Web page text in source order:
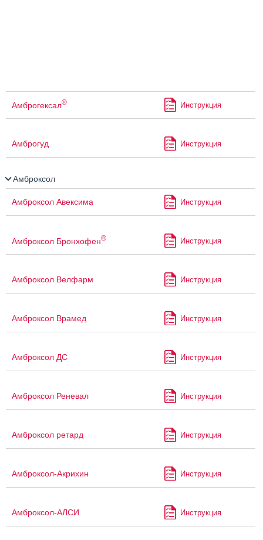
Амброгексал® Инструкция
Амброгуд Инструкция
Амброксол
Амброксол Авексима Инструкция
Амброксол Бронхофен® Инструкция
Амброксол Велфарм Инструкция
Амброксол Врамед Инструкция
Амброксол ДС Инструкция
Амброксол Реневал Инструкция
Амброксол ретард Инструкция
Амброксол-Акрихин Инструкция
Амброксол-АЛСИ Инструкция